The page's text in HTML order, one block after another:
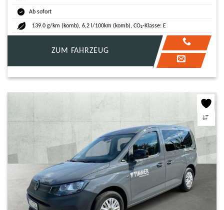
Ab sofort
139.0 g/km (komb), 6,2 l/100km (komb), CO₂-Klasse: E
ZUM FAHRZEUG